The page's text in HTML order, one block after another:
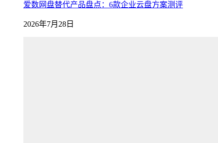
爱数网盘替代产品盘点：6款企业云盘方案测评
2026年7月28日